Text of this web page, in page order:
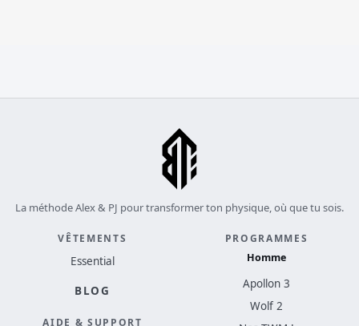
La méthode Alex & PJ pour transformer ton physique, où que tu sois.
VÊTEMENTS
Essential
BLOG
PROGRAMMES
Homme
Apollon 3
Wolf 2
AIDE & SUPPORT